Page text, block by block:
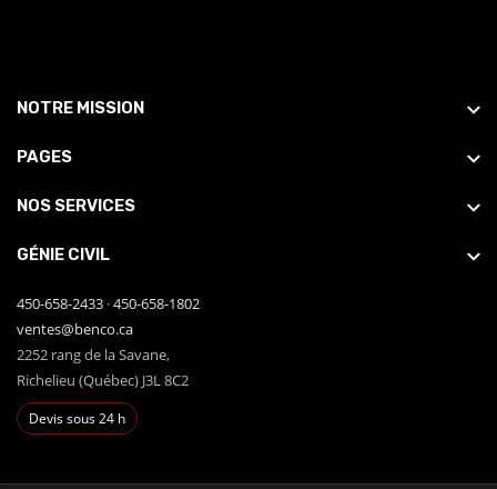
NOTRE MISSION
PAGES
NOS SERVICES
GÉNIE CIVIL
450-658-2433 ·450-658-1802
ventes@benco.ca
2252 rang de la Savane,
Richelieu (Québec) J3L 8C2
Devis sous 24 h